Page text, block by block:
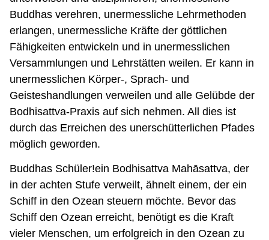
Buddhas verehren, unermessliche Lehrmethoden
erlangen, unermessliche Kräfte der göttlichen
Fähigkeiten entwickeln und in unermesslichen
Versammlungen und Lehrstätten weilen. Er kann in
unermesslichen Körper-, Sprach- und
Geisteshandlungen verweilen und alle Gelübde der
Bodhisattva-Praxis auf sich nehmen. All dies ist
durch das Erreichen des unerschütterlichen Pfades
möglich geworden.
Buddhas Schüler!ein Bodhisattva Mahāsattva, der
in der achten Stufe verweilt, ähnelt einem, der ein
Schiff in den Ozean steuern möchte. Bevor das
Schiff den Ozean erreicht, benötigt es die Kraft
vieler Menschen, um erfolgreich in den Ozean zu